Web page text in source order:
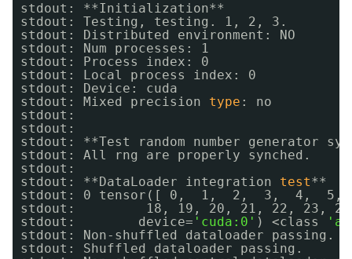
stdout: **Initialization**
stdout: Testing, testing. 1, 2, 3.
stdout: Distributed environment: NO
stdout: Num processes: 1
stdout: Process index: 0
stdout: Local process index: 0
stdout: Device: cuda
stdout: Mixed precision type : no
stdout:
stdout:
stdout: **Test random number generator
stdout: All rng are properly synched.
stdout:
stdout: **DataLoader integration test**
stdout: 0 tensor([ 0,  1,  2,  3,  4,  5,
stdout:         18, 19, 20, 21, 22, 23,
stdout:        device= 'cuda:0' ) <class
stdout: Non-shuffled dataloader passing.
stdout: Shuffled dataloader passing.